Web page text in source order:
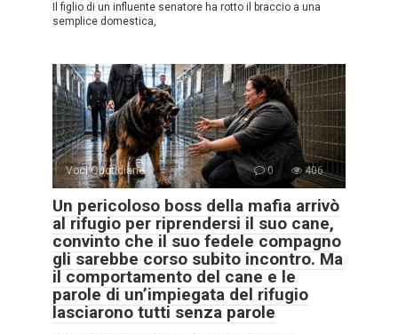
Il figlio di un influente senatore ha rotto il braccio a una
semplice domestica,
Voci Quotidiane 0 406
Un pericoloso boss della mafia arrivò
al rifugio per riprendersi il suo cane,
convinto che il suo fedele compagno
gli sarebbe corso subito incontro. Ma
il comportamento del cane e le
parole di un’impiegata del rifugio
lasciarono tutti senza parole